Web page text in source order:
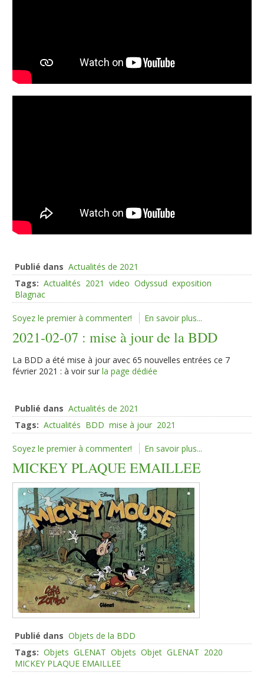
Publié dans Actualités de 2021
Tags: Actualités 2021 video Odyssud exposition
Blagnac
Soyez le premier à commenter! En savoir plus...
2021-02-07 : mise à jour de la BDD
La BDD a été mise à jour avec 65 nouvelles entrées ce 7
février 2021 : à voir surla page dédiée
Publié dans Actualités de 2021
Tags: Actualités BDD mise à jour 2021
Soyez le premier à commenter! En savoir plus...
MICKEY PLAQUE EMAILLEE
Publié dans Objets de la BDD
Tags: Objets GLENAT Objets Objet GLENAT 2020
MICKEY PLAQUE EMAILLEE